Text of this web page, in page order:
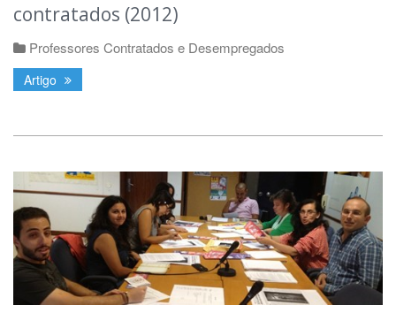
contratados (2012)
Professores Contratados e Desempregados
Artigo